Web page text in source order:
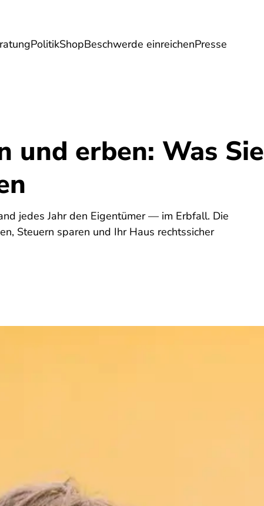
PolitikShopBeschwerde einreichenPresse
Energie Reise Verträge
und erben: Was Sie
jedes Jahr den Eigentümer — im Erbfall. Die
Steuern sparen und Ihr Haus rechtssicher